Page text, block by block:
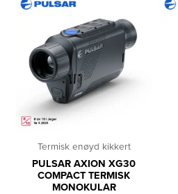
Termisk enøyd kikkert
PULSAR AXION XG30
COMPACT TERMISK
MONOKULAR